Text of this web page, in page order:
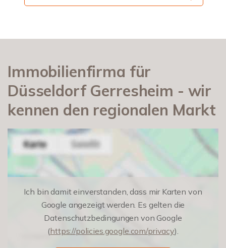
Immobilienfirma für
Düsseldorf Gerresheim - wir
kennen den regionalen Markt
Ich bin damit einverstanden, dass mir Karten von
Google angezeigt werden. Es gelten die
Datenschutzbedingungen von Google
(https://policies.google.com/privacy).